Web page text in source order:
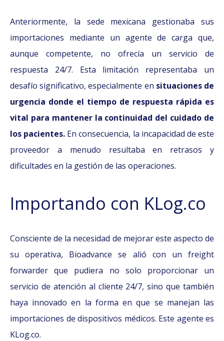
Anteriormente, la sede mexicana gestionaba sus
importaciones mediante un agente de carga que,
aunque competente, no ofrecía un servicio de
respuesta 24/7. Esta limitación representaba un
desafío significativo, especialmente en situaciones de
urgencia donde el tiempo de respuesta rápida es
vital para mantener la continuidad del cuidado de
los pacientes. En consecuencia, la incapacidad de este
proveedor a menudo resultaba en retrasos y
dificultades en la gestión de las operaciones.
Importando con KLog.co
Consciente de la necesidad de mejorar este aspecto de
su operativa, Bioadvance se alió con un freight
forwarder que pudiera no solo proporcionar un
servicio de atención al cliente 24/7, sino que también
haya innovado en la forma en que se manejan las
importaciones de dispositivos médicos. Este agente es
KLog.co.